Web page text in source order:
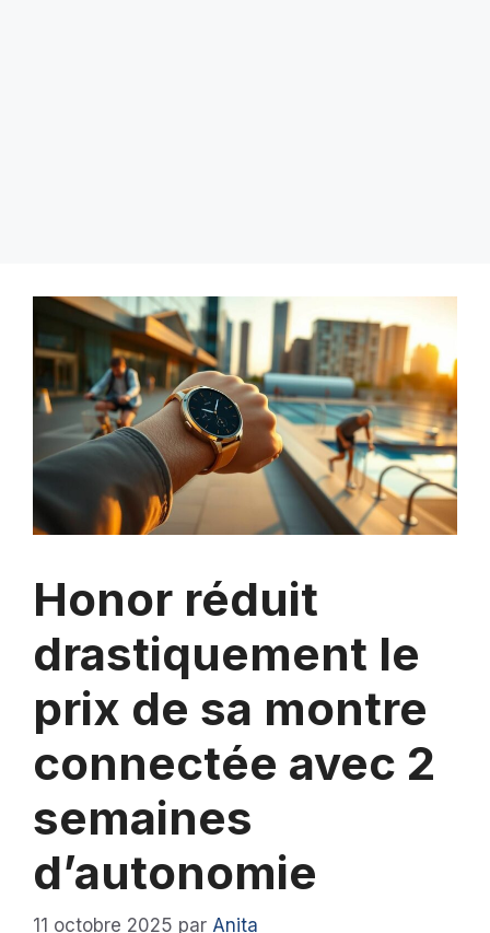
Honor réduit
drastiquement le
prix de sa montre
connectée avec 2
semaines
d’autonomie
11 octobre 2025 par Anita